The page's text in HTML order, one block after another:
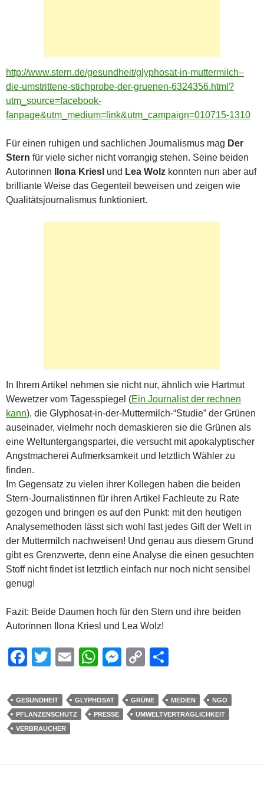
http://www.stern.de/gesundheit/glyphosat-in-muttermilch–
die-umstrittene-stichprobe-der-gruenen-6324356.html?
utm_source=facebook-
fanpage&utm_medium=link&utm_campaign=010715-1310
Für einen ruhigen und sachlichen Journalismus mag Der
Stern für viele sicher nicht vorrangig stehen. Seine beiden
Autorinnen Ilona Kriesl und Lea Wolz konnten nun aber auf
brilliante Weise das Gegenteil beweisen und zeigen wie
Qualitätsjournalismus funktioniert.
In Ihrem Artikel nehmen sie nicht nur, ähnlich wie Hartmut
Wewetzer vom Tagesspiegel (Ein Journalist der rechnen
kann), die Glyphosat-in-der-Muttermilch-“Studie” der Grünen
auseinader, vielmehr noch demaskieren sie die Grünen als
eine Weltuntergangspartei, die versucht mit apokalyptischer
Angstmacherei Aufmerksamkeit und letztlich Wähler zu
finden.
Im Gegensatz zu vielen ihrer Kollegen haben die beiden
Stern-Journalistinnen für ihren Artikel Fachleute zu Rate
gezogen und bringen es auf den Punkt: mit den heutigen
Analysemethoden lässt sich wohl fast jedes Gift der Welt in
der Muttermilch nachweisen! Und genau aus diesem Grund
gibt es Grenzwerte, denn eine Analyse die einen gesuchten
Stoff nicht findet ist letztlich einfach nur noch nicht sensibel
genug!
Fazit: Beide Daumen hoch für den Stern und ihre beiden
Autorinnen Ilona Kriesl und Lea Wolz!
F
c
e
b
o
T
tt
er
E
ail
W
at
s
p
M
ss
e
er
C
p
y
k
ar
e
GESUNDHEIT GLYPHOSAT GRÜNE MEDIEN
NGO
PFLANZENSCHUTZ
PRESSE
UMWELTVERTRÄGLICHKEIT
VERBRAUCHER